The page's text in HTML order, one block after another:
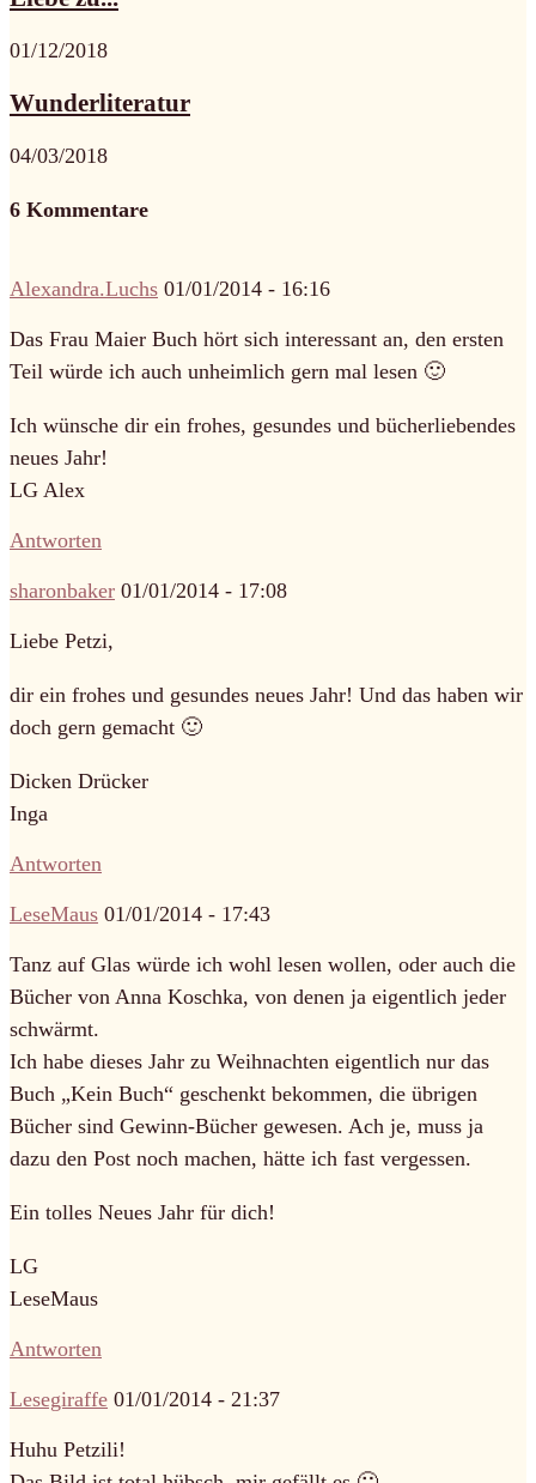
01/12/2018
Wunderliteratur
04/03/2018
6 Kommentare
Alexandra.Luchs 01/01/2014 - 16:16
Das Frau Maier Buch hört sich interessant an, den ersten
Teil würde ich auch unheimlich gern mal lesen 🙂
Ich wünsche dir ein frohes, gesundes und bücherliebendes
neues Jahr!
LG Alex
Antworten
sharonbaker 01/01/2014 - 17:08
Liebe Petzi,
dir ein frohes und gesundes neues Jahr! Und das haben wir
doch gern gemacht 🙂
Dicken Drücker
Inga
Antworten
LeseMaus 01/01/2014 - 17:43
Tanz auf Glas würde ich wohl lesen wollen, oder auch die
Bücher von Anna Koschka, von denen ja eigentlich jeder
schwärmt.
Ich habe dieses Jahr zu Weihnachten eigentlich nur das
Buch „Kein Buch“ geschenkt bekommen, die übrigen
Bücher sind Gewinn-Bücher gewesen. Ach je, muss ja
dazu den Post noch machen, hätte ich fast vergessen.
Ein tolles Neues Jahr für dich!
LG
LeseMaus
Antworten
Lesegiraffe 01/01/2014 - 21:37
Huhu Petzili!